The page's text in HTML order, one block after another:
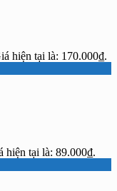
hiện tại là: 170.000₫.
hiện tại là: 89.000₫.